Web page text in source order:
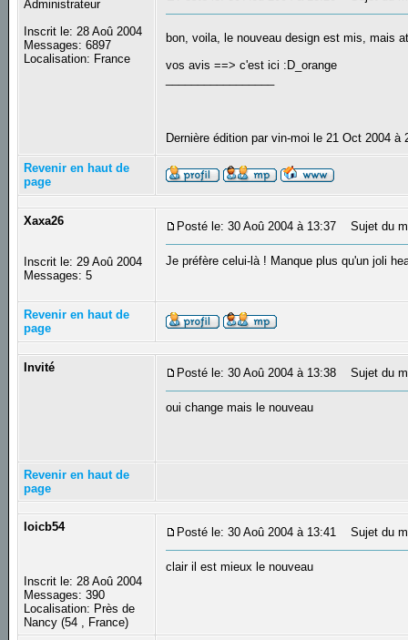
Administrateur
Inscrit le: 28 Aoû 2004
Messages: 6897
Localisation: France
bon, voila, le nouveau design est mis, mais
vos avis ==> c'est ici :D_orange
Dernière édition par vin-moi le 21 Oct 2004
Revenir en haut de
page
Xaxa26
Inscrit le: 29 Aoû 2004
Messages: 5
Posté le: 30 Aoû 2004 à 13:37 Sujet du
Je préfère celui-là ! Manque plus qu'un joli
Revenir en haut de
page
Invité Posté le: 30 Aoû 2004 à 13:38 Sujet du
oui change mais le nouveau
Revenir en haut de
page
loicb54
Inscrit le: 28 Aoû 2004
Messages: 390
Localisation: Près de
Nancy (54 , France)
Posté le: 30 Aoû 2004 à 13:41 Sujet du
clair il est mieux le nouveau